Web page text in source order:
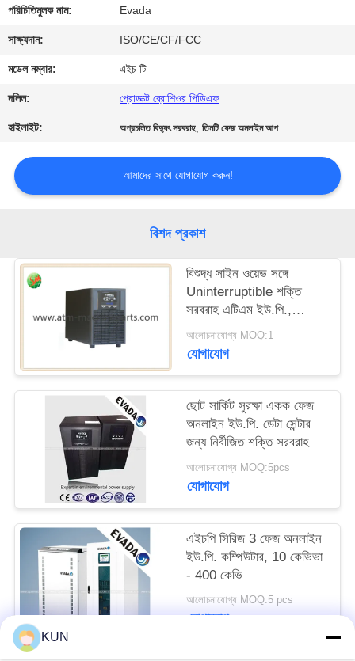
যোগাযোগ
করুন
খবর
জন্য
আবেদন
ম্যাপ
PRIVACY
POLICY
পরিচিতিমুলক নাম: Evada
সাক্ষ্যদান: ISO/CE/CF/FCC
মডেল নম্বার: এইচ টি
দলিল: প্রোডাক্ট ব্রোশিওর পিডিএফ
হাইলাইট: অপ্রচলিত বিদ্যুৎ সরবরাহ,তিনটি ফেজ অনলাইন আপ
আমাদের সাথে যোগাযোগ করুন!
বিশদ প্রকাশ
বিশুদ্ধ সাইন ওয়েভ সঙ্গে
Uninterruptible শক্তি
সরবরাহ এটিএম ইউ.পি.,
আলোচনাযোগ্য MOQ:1
যোগাযোগ
ছোট সার্কিট সুরক্ষা একক ফেজ
অনলাইন ইউ.পি. ডেটা সেন্টার
জন্য নির্বীজিত শক্তি সরবরাহ
আলোচনাযোগ্য MOQ:5pcs
যোগাযোগ
এইচপি সিরিজ 3 ফেজ অনলাইন
ইউ.পি. কম্পিউটার, 10 কেভিভা
- 400 কেভি
আলোচনাযোগ্য MOQ:5 pcs
যোগাযোগ
KUN